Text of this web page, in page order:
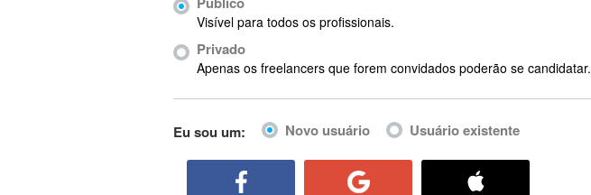
AbleCommerce
Ableton Live
Abstract Window Toolkit (AWT)
Visível para todos os profissionais.
Privado
Apenas os freelancers que forem convidados poderão se candidatar.
Eu sou um: Novo usuário Usuário existente